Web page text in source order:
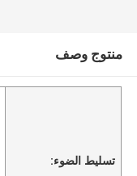
منتوج وصف
تسليط الضوء: